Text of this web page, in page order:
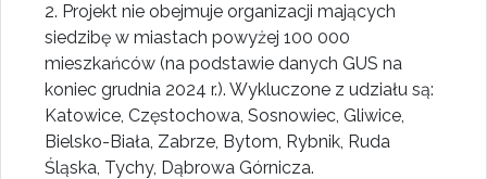
2. Projekt nie obejmuje organizacji mających
siedzibę w miastach powyżej 100 000
mieszkańców (na podstawie danych GUS na
koniec grudnia 2024 r.). Wykluczone z udziału są:
Katowice, Częstochowa, Sosnowiec, Gliwice,
Bielsko-Biała, Zabrze, Bytom, Rybnik, Ruda
Śląska, Tychy, Dąbrowa Górnicza.